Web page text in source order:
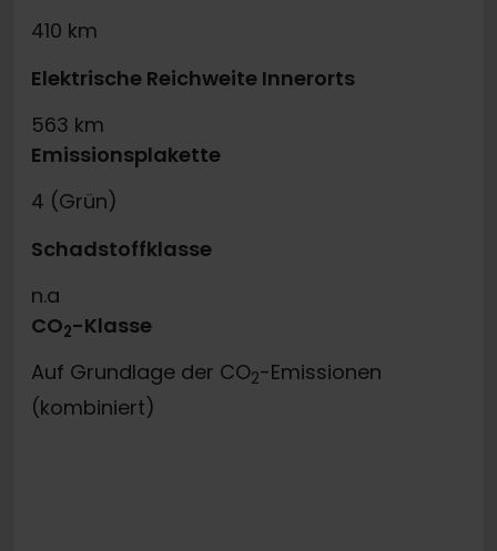
410 km
Elektrische Reichweite Innerorts
563 km
Emissionsplakette
4 (Grün)
Schadstoffklasse
n.a
CO2-Klasse
Auf Grundlage der CO2-Emissionen
(kombiniert)